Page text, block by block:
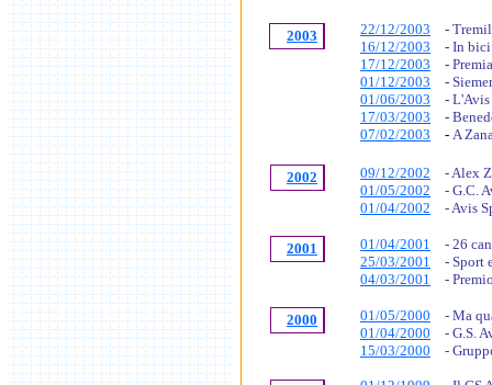
22/12/2003
16/12/2003
17/12/2003
01/12/2003
01/06/2003
17/03/2003
07/02/2003
-
- In bici
-
-
- L'Avis
-
- A
2003
09/12/2002
01/05/2002
01/04/2002
- Alex
- G.C.
- Avis
2002
01/04/2001
25/03/2001
04/03/2001
- 26
- Sport
-
2001
01/05/2000
01/04/2000
15/03/2000
- Ma
- G.S.
-
2000